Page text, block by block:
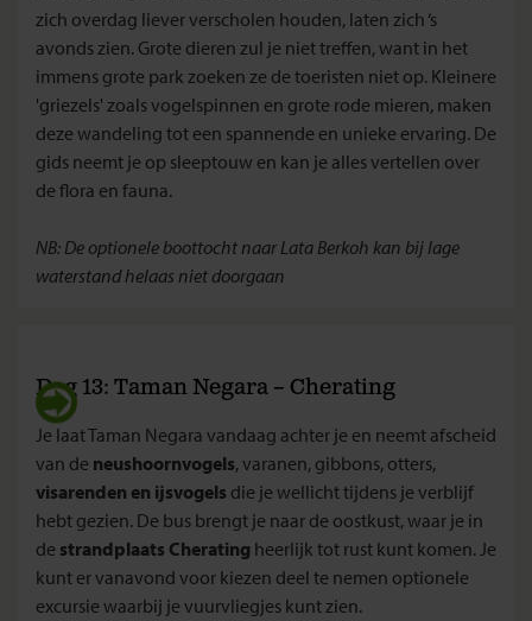
zich overdag liever verscholen houden, laten zich ‘s
avonds zien. Grote dieren zul je niet treffen, want in het
immens grote park zoeken ze de toeristen niet op. Kleinere
'griezels' zoals vogelspinnen en grote rode mieren, maken
deze wandeling tot een spannende en unieke ervaring. De
gids neemt je op sleeptouw en kan je alles vertellen over
de flora en fauna.
NB: De optionele boottocht naar Lata Berkoh kan bij lage
waterstand helaas niet doorgaan
Dag 13: Taman Negara – Cherating
Je laat Taman Negara vandaag achter je en neemt afscheid
van de neushoornvogels, varanen, gibbons, otters,
visarenden en ijsvogels die je wellicht tijdens je verblijf
hebt gezien. De bus brengt je naar de oostkust, waar je in
de strandplaats Cherating heerlijk tot rust kunt komen. Je
kunt er vanavond voor kiezen deel te nemen optionele
excursie waarbij je vuurvliegjes kunt zien.